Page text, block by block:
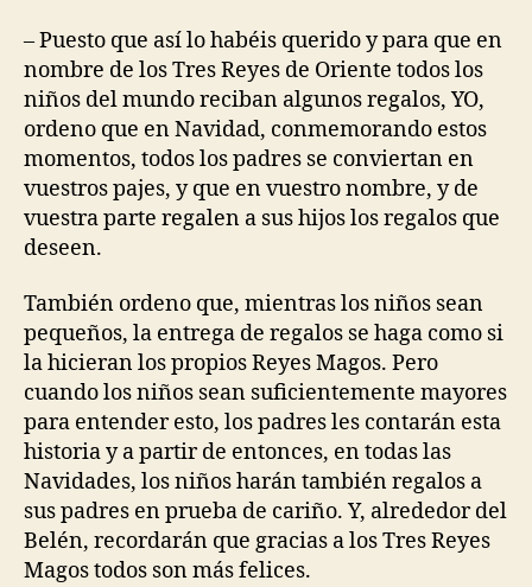
– Puesto que así lo habéis querido y para que en
nombre de los Tres Reyes de Oriente todos los
niños del mundo reciban algunos regalos, YO,
ordeno que en Navidad, conmemorando estos
momentos, todos los padres se conviertan en
vuestros pajes, y que en vuestro nombre, y de
vuestra parte regalen a sus hijos los regalos que
deseen.
También ordeno que, mientras los niños sean
pequeños, la entrega de regalos se haga como si
la hicieran los propios Reyes Magos. Pero
cuando los niños sean suficientemente mayores
para entender esto, los padres les contarán esta
historia y a partir de entonces, en todas las
Navidades, los niños harán también regalos a
sus padres en prueba de cariño. Y, alrededor del
Belén, recordarán que gracias a los Tres Reyes
Magos todos son más felices.